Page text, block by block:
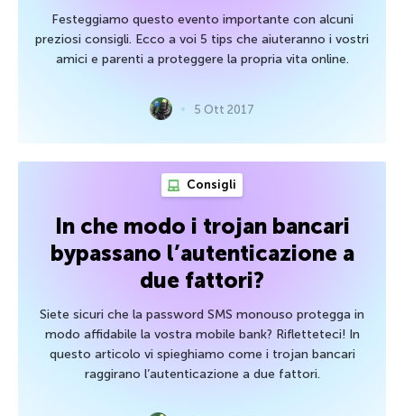
Festeggiamo questo evento importante con alcuni
preziosi consigli. Ecco a voi 5 tips che aiuteranno i vostri
amici e parenti a proteggere la propria vita online.
5 Ott 2017
Consigli
In che modo i trojan bancari
bypassano l’autenticazione a
due fattori?
Siete sicuri che la password SMS monouso protegga in
modo affidabile la vostra mobile bank? Rifletteteci! In
questo articolo vi spieghiamo come i trojan bancari
raggirano l’autenticazione a due fattori.